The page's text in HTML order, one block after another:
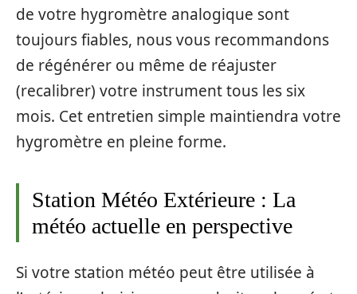
de votre hygromètre analogique sont
toujours fiables, nous vous recommandons
de régénérer ou même de réajuster
(recalibrer) votre instrument tous les six
mois. Cet entretien simple maintiendra votre
hygromètre en pleine forme.
Station Météo Extérieure : La
météo actuelle en perspective
Si votre station météo peut être utilisée à